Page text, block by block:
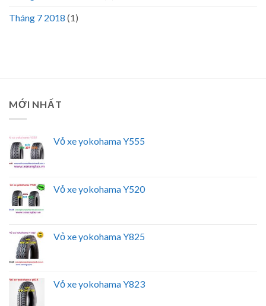
Tháng 7 2018 (1)
MỚI NHẤT
Vỏ xe yokohama Y555
Vỏ xe yokohama Y520
Vỏ xe yokohama Y825
Vỏ xe yokohama Y823